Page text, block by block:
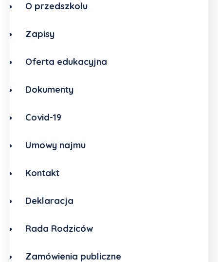
O przedszkolu
Zapisy
Oferta edukacyjna
Dokumenty
Covid-19
Umowy najmu
Kontakt
Deklaracja
Rada Rodziców
Zamówienia publiczne